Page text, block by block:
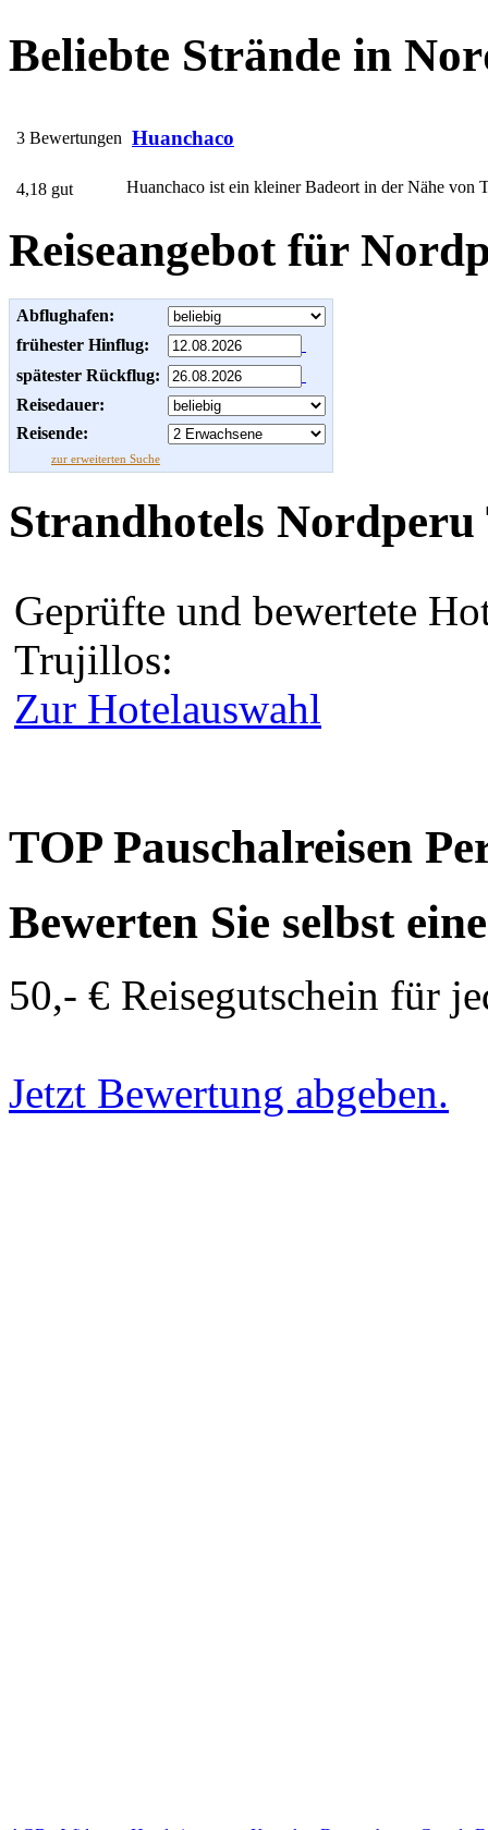
Beliebte Strände in
3 Bewertungen Huanchaco
Huanchaco ist ein kleiner Badeort in der Nähe
4,18 gut
Reiseangebot für
Abflughafen:
frühester Hinflug:
spätester Rückflug:
Reisedauer:
Reisende:
zur erweiterten Suche
Strandhotels
Geprüfte und bewertete
Trujillos:
Zur Hotelauswahl
TOP Pauschalreisen
Bewerten Sie selbst
50,- € Reisegutschein für
Jetzt Bewertung abgeben.